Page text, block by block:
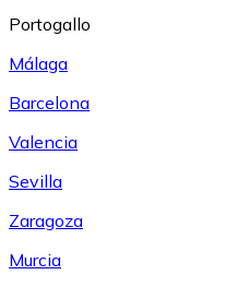
Portogallo
Málaga
Barcelona
Valencia
Sevilla
Zaragoza
Murcia